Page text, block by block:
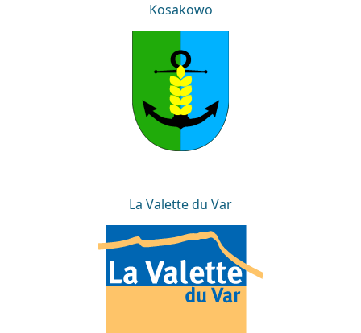
Kosakowo
La Valette du Var